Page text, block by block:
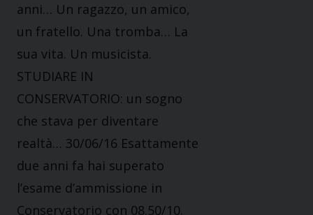
anni… Un ragazzo, un amico,
un fratello. Una tromba… La
sua vita. Un musicista.
STUDIARE IN
CONSERVATORIO: un sogno
che stava per diventare
realtà… 30/06/16 Esattamente
due anni fa hai superato
l’esame d’ammissione in
Conservatorio con 08.50/10.